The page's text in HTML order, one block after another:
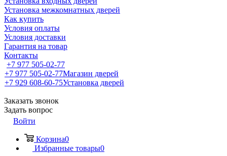
Установка межкомнатных дверей
Как купить
Условия оплаты
Условия доставки
Гарантия на товар
Контакты
+7 977 505-02-77
+7 977 505-02-77Магазин дверей
+7 929 608-60-75Установка дверей
Заказать звонок
Задать вопрос
Войти
Корзина0
Избранные товары0